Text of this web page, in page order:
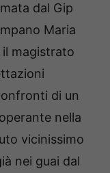
dal Gip
Maria
magistrato
di un
nella
vicinissimo
nei guai dal